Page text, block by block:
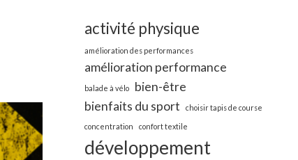
activité physique
amélioration des performances
amélioration performance
balade à vélo
bien-être
bienfaits du sport
choisir tapis de course
concentration confort textile
développement